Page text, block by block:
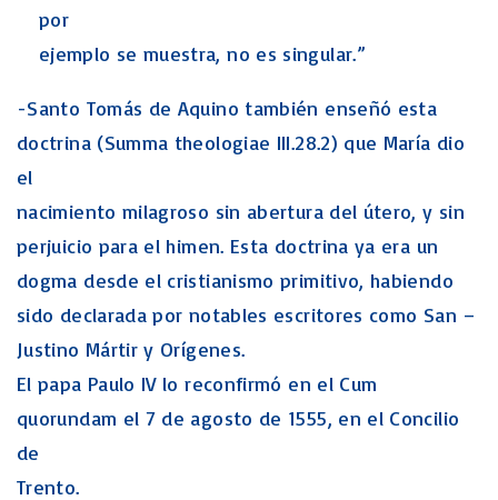
por
ejemplo se muestra, no es singular.”
-Santo Tomás de Aquino también enseñó esta
doctrina (Summa theologiae III.28.2) que María dio
el
nacimiento milagroso sin abertura del útero, y sin
perjuicio para el himen. Esta doctrina ya era un
dogma desde el cristianismo primitivo, habiendo
sido declarada por notables escritores como San –
Justino Mártir y Orígenes.
El papa Paulo IV lo reconfirmó en el Cum
quorundam el 7 de agosto de 1555, en el Concilio
de
Trento.